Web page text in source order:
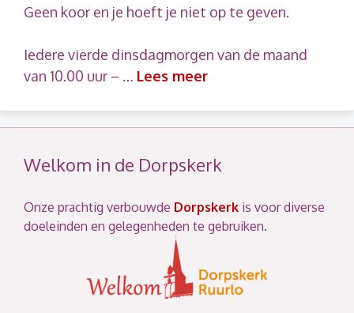
Geen koor en je hoeft je niet op te geven.
Iedere vierde dinsdagmorgen van de maand
van 10.00 uur – … Lees meer
Welkom in de Dorpskerk
Onze prachtig verbouwde Dorpskerk is voor diverse
doeleinden en gelegenheden te gebruiken.